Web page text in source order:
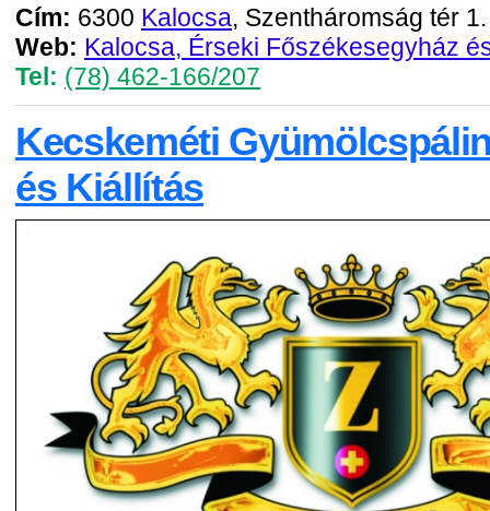
Cím: 6300 Kalocsa, Szentháromság tér 1.
Web: Kalocsa, Érseki Főszékesegyház
Tel: (78) 462-166/207
Kecskeméti
és Kiállítás